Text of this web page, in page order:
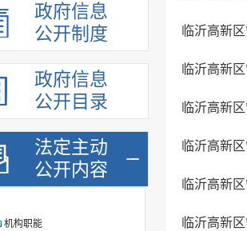
政府信息
公开制度
政府信息
公开目录
法定主动
公开内容
机构职能
临沂高新
临沂高新
临沂高新